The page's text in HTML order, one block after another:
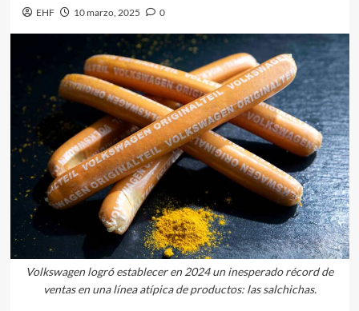
EHF 10 marzo, 2025 0
Volkswagen logró establecer en 2024 un inesperado récord de
ventas en una línea atípica de productos: las salchichas.